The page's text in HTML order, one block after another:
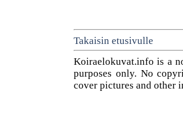
Takaisin etusivulle
Koiraelokuvat.info is a
purposes only. No
cover pictures and other